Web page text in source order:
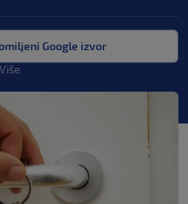
Google izvor
Više